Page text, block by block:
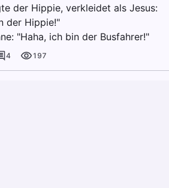
der Hippie, verkleidet als Jesus:
der Hippie!"
"Haha, ich bin der Busfahrer!"
4 197